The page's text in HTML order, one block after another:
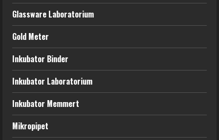
Glassware Laboratorium
Gold Meter
Inkubator Binder
Inkubator Laboratorium
Inkubator Memmert
Mikropipet